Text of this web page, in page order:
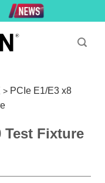
> PCIe E1/E3 x8
Test Fixture